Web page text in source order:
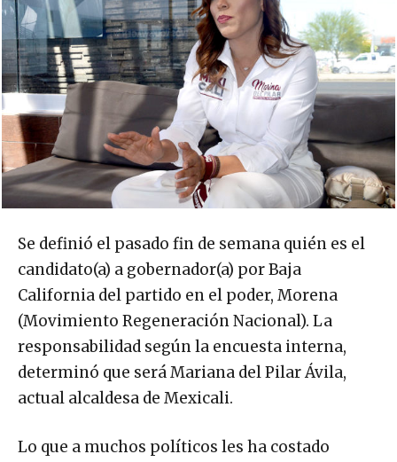
Se definió el pasado fin de semana quién es el
candidato(a) a gobernador(a) por Baja
California del partido en el poder, Morena
(Movimiento Regeneración Nacional). La
responsabilidad según la encuesta interna,
determinó que será Mariana del Pilar Ávila,
actual alcaldesa de Mexicali.
Lo que a muchos políticos les ha costado